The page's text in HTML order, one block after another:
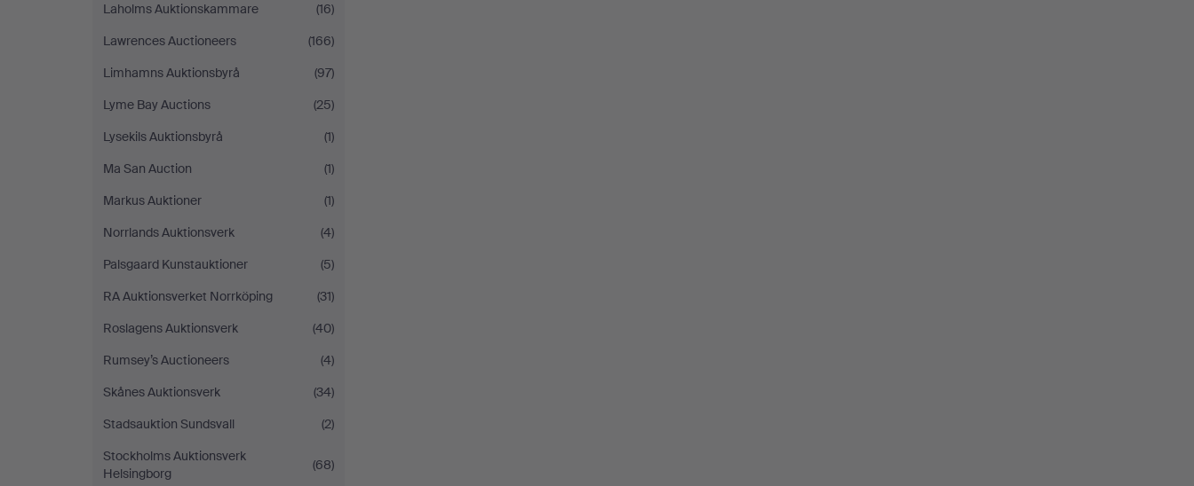
Laholms Auktionskammare
(16)
Lawrences Auctioneers
(166)
Limhamns Auktionsbyrå
(97)
Lyme Bay Auctions
(25)
Lysekils Auktionsbyrå
(1)
Ma San Auction
(1)
Markus Auktioner
(1)
Norrlands Auktionsverk
(4)
Palsgaard Kunstauktioner
(5)
RA Auktionsverket Norrköping
(31)
Roslagens Auktionsverk
(40)
Rumsey’s Auctioneers
(4)
Skånes Auktionsverk
(34)
Stadsauktion Sundsvall
(2)
Stockholms Auktionsverk
Helsingborg
(68)